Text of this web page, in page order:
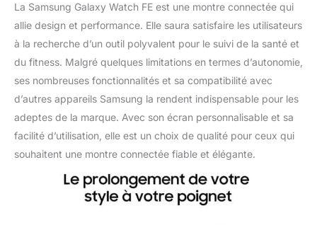
La Samsung Galaxy Watch FE est une montre connectée qui
allie design et performance. Elle saura satisfaire les utilisateurs
à la recherche d’un outil polyvalent pour le suivi de la santé et
du fitness. Malgré quelques limitations en termes d’autonomie,
ses nombreuses fonctionnalités et sa compatibilité avec
d’autres appareils Samsung la rendent indispensable pour les
adeptes de la marque. Avec son écran personnalisable et sa
facilité d’utilisation, elle est un choix de qualité pour ceux qui
souhaitent une montre connectée fiable et élégante.